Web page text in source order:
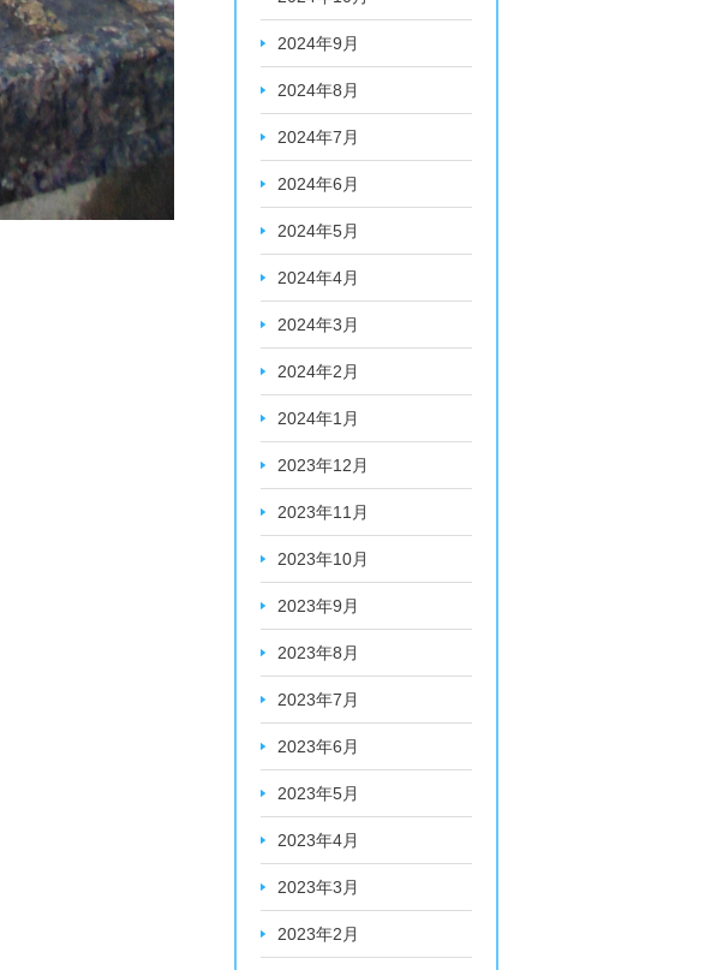
2024年9月
2024年8月
2024年7月
2024年6月
2024年5月
2024年4月
2024年3月
2024年2月
2024年1月
2023年12月
2023年11月
2023年10月
2023年9月
2023年8月
2023年7月
2023年6月
2023年5月
2023年4月
2023年3月
2023年2月